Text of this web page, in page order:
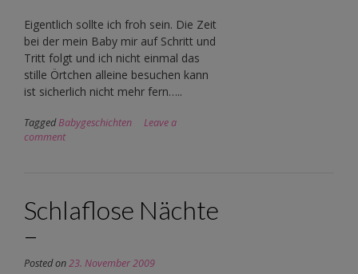
Eigentlich sollte ich froh sein. Die Zeit
bei der mein Baby mir auf Schritt und
Tritt folgt und ich nicht einmal das
stille Örtchen alleine besuchen kann
ist sicherlich nicht mehr fern…..
TaggedBabygeschichten
Leave a
comment
Schlaflose Nächte
–
Posted on23. November 2009